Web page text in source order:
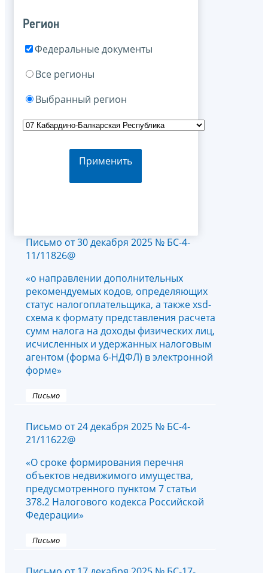
Регион
Федеральные документы
Все регионы
Выбранный регион
Применить
Письмо от 30 декабря 2025 № БС-4-
11/11826@
«о направлении дополнительных
рекомендуемых кодов, определяющих
статус налогоплательщика, а также xsd-
схема к формату представления расчета
сумм налога на доходы физических лиц,
исчисленных и удержанных налоговым
агентом (форма 6-НДФЛ) в электронной
форме»
Письмо
Письмо от 24 декабря 2025 № БС-4-
21/11622@
«О сроке формирования перечня
объектов недвижимого имущества,
предусмотренного пунктом 7 статьи
378.2 Налогового кодекса Российской
Федерации»
Письмо